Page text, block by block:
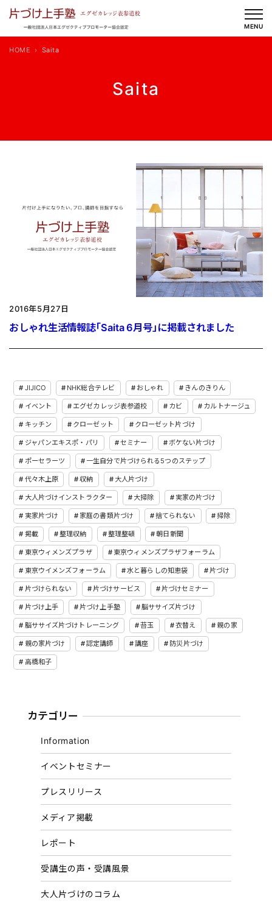
を
MENU
Saita
HOME Saita
2016年5月27日
おしゃれ生活情報誌「Saita 6月号」に掲載されました
JIJICO NHK総合テレビ おしゃれ きんのきりん
イベント エグゼカレッジ表参道校 カビ カルトナージュ
キッチン クローゼット クローゼット片づけ
ジャパンエキスポ・パリ セミナー ボケない片づけ
ポーセラーツ 一生自分で片づけられる5つのステップ
代々木上原 収納 大人片づけ
大人片づけインストラクター 大掃除 実家の片づけ
実家片づけ 家庭の書類片づけ 捨てられない 掃除
掲載 整理収納 整理整頓 朝日新聞
東京ウィメンズプラザ 東京ウィメンズプラザフォーラム
東京ウイメンズフォーラム 水と暮らしの知恵袋 片づけ
片づけられない 片づけサービス 片づけセミナー
片づけ上手 片づけ上手塾 脳ササイズ片づけ
脳ササイズ片づけトレーニング 苔玉 衣替え 親の家
親の家片づけ 認定講師 講座 防災片づけ
高橋和子
カテゴリー
Information
イベントセミナー
プレスリリース
メディア掲載
レポート
受講生の声・受講風景
大人片づけのコラム